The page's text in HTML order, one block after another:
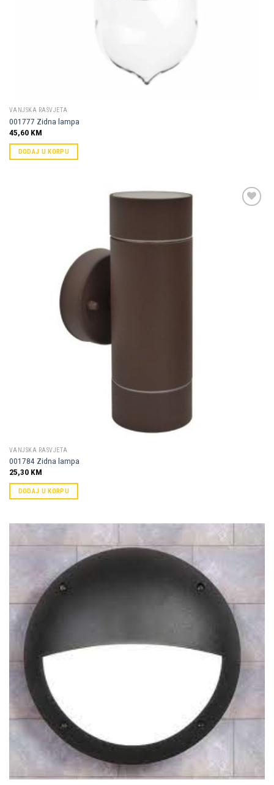
VANJSKA RASVJETA
001777 Zidna lampa
45,60 KM
DODAJ U KORPU
VANJSKA RASVJETA
001784 Zidna lampa
25,30 KM
DODAJ U KORPU